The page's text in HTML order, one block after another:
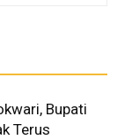
Bupati
Terus